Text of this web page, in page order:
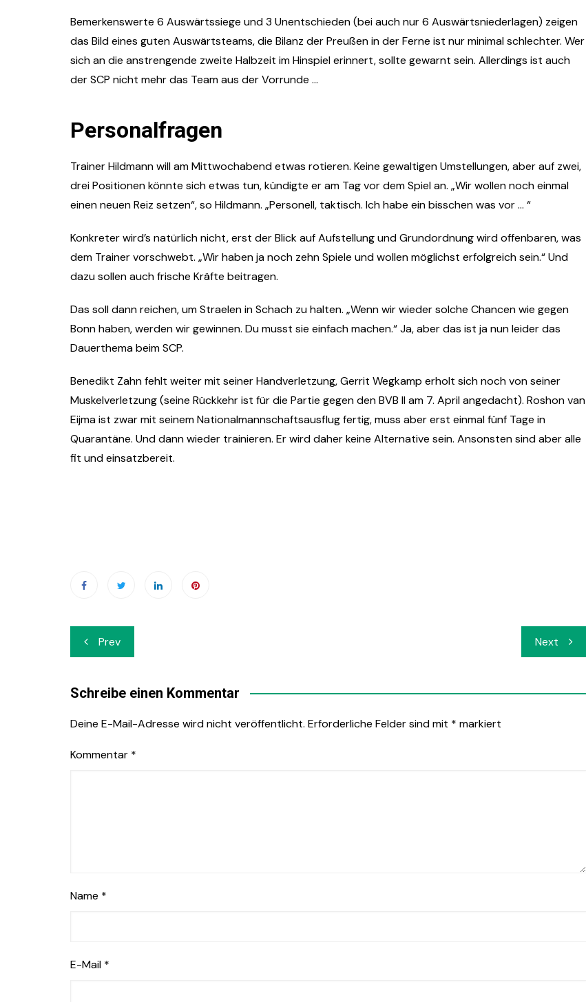
Bemerkenswerte 6 Auswärtssiege und 3 Unentschieden (bei auch nur 6 Auswärtsniederlagen) zeigen
das Bild eines guten Auswärtsteams, die Bilanz der Preußen in der Ferne ist nur minimal schlechter. Wer
sich an die anstrengende zweite Halbzeit im Hinspiel erinnert, sollte gewarnt sein. Allerdings ist auch
der SCP nicht mehr das Team aus der Vorrunde …
Personalfragen
Trainer Hildmann will am Mittwochabend etwas rotieren. Keine gewaltigen Umstellungen, aber auf zwei,
drei Positionen könnte sich etwas tun, kündigte er am Tag vor dem Spiel an. „Wir wollen noch einmal
einen neuen Reiz setzen“, so Hildmann. „Personell, taktisch. Ich habe ein bisschen was vor … “
Konkreter wird’s natürlich nicht, erst der Blick auf Aufstellung und Grundordnung wird offenbaren, was
dem Trainer vorschwebt. „Wir haben ja noch zehn Spiele und wollen möglichst erfolgreich sein.“ Und
dazu sollen auch frische Kräfte beitragen.
Das soll dann reichen, um Straelen in Schach zu halten. „Wenn wir wieder solche Chancen wie gegen
Bonn haben, werden wir gewinnen. Du musst sie einfach machen.“ Ja, aber das ist ja nun leider das
Dauerthema beim SCP.
Benedikt Zahn fehlt weiter mit seiner Handverletzung, Gerrit Wegkamp erholt sich noch von seiner
Muskelverletzung (seine Rückkehr ist für die Partie gegen den BVB II am 7. April angedacht). Roshon van
Eijma ist zwar mit seinem Nationalmannschaftsausflug fertig, muss aber erst einmal fünf Tage in
Quarantäne. Und dann wieder trainieren. Er wird daher keine Alternative sein. Ansonsten sind aber alle
fit und einsatzbereit.
Beitrags-
Navigation
Prev Next
Schreibe einen Kommentar
Deine E-Mail-Adresse wird nicht veröffentlicht. Erforderliche Felder sind mit * markiert
Kommentar *
Name *
E-Mail *